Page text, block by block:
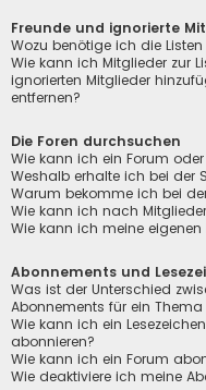
Freunde und ignorierte
Wozu benötige ich die
Wie kann ich Mitglieder zur
ignorierten Mitglieder
entfernen?
Die Foren durchsuchen
Wie kann ich ein Forum
Weshalb erhalte ich bei der
Warum bekomme ich bei
Wie kann ich nach
Wie kann ich meine
Abonnements und
Was ist der Unterschied
Abonnements für ein Thema
Wie kann ich ein
abonnieren?
Wie kann ich ein Forum
Wie deaktiviere ich meine